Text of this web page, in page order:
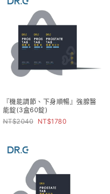
『機能調節、下身順暢』強腺醫
能錠(3盒60錠)
2040
1780